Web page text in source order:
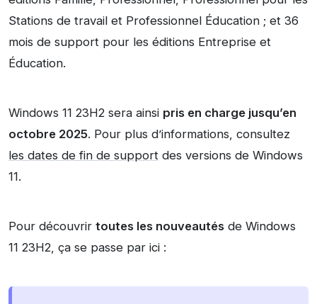
Stations de travail et Professionnel Éducation ; et 36
mois de support pour les éditions Entreprise et
Éducation.
Windows 11 23H2 sera ainsi pris en charge jusqu’en
octobre 2025. Pour plus d’informations, consultez
les dates de fin de support des versions de Windows
11.
Pour découvrir toutes les nouveautés de Windows
11 23H2, ça se passe par ici :